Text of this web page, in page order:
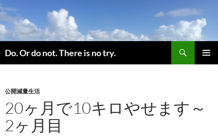
コ
ン
テ
ン
ツ
へ
キ
プ
Do. Or do not. There is no try.
索
公開減量生活
20ヶ月で10キロやせます～
2ヶ月目